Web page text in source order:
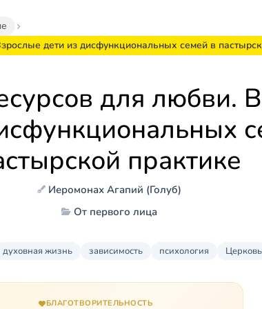
дети из дисфункциональных семей в
для любви.
практике
Иеромонах Агапий (Голуб)
От первого лица
духовная жизнь зависимость психология Церковь
БЛАГОТВОРИТЕЛЬНОСТЬ